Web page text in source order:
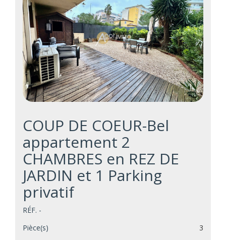
COUP DE COEUR-Bel
appartement 2
CHAMBRES en REZ DE
JARDIN et 1 Parking
privatif
RÉF. -
Pièce(s)
3